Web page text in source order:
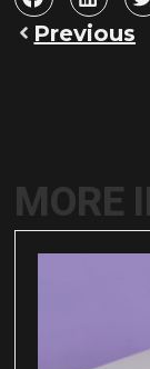
Previous
MORE